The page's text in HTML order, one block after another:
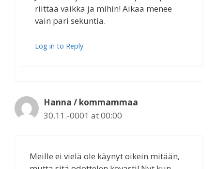
riittää vaikka ja mihin! Aikaa menee
vain pari sekuntia.
Log in to Reply
Hanna / kommammaa
30.11.-0001 at 00:00
Meille ei vielä ole käynyt oikein mitään,